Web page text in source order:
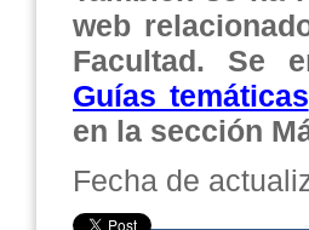
web
Facultad. Se
Guías temáticas
en la sección
Fecha de